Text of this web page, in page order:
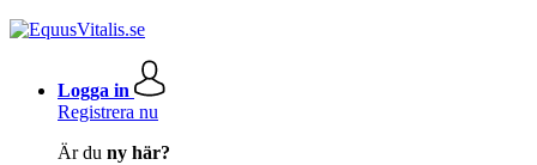
Logga in
Registrera nu
Är du ny här?